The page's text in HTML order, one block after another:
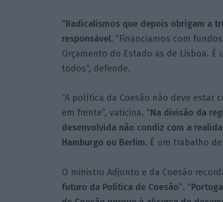
“Radicalismos que depois obrigam a
responsável. “Financiamos com
Orçamento do Estado as de Lisboa.
todos”, defende.
“A política da Coesão não deve estar
em frente”, vaticina. “Na divisão da
desenvolvida não condiz com a
Hamburgo ou Berlim. É um trabalho
O ministro Adjunto e da Coesão
futuro da Política de Coesão”. “